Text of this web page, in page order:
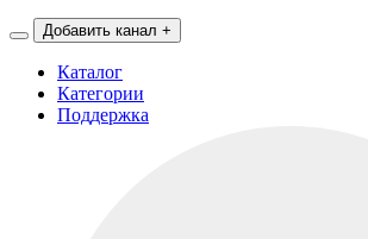
Добавить канал +
Каталог
Категории
Поддержка